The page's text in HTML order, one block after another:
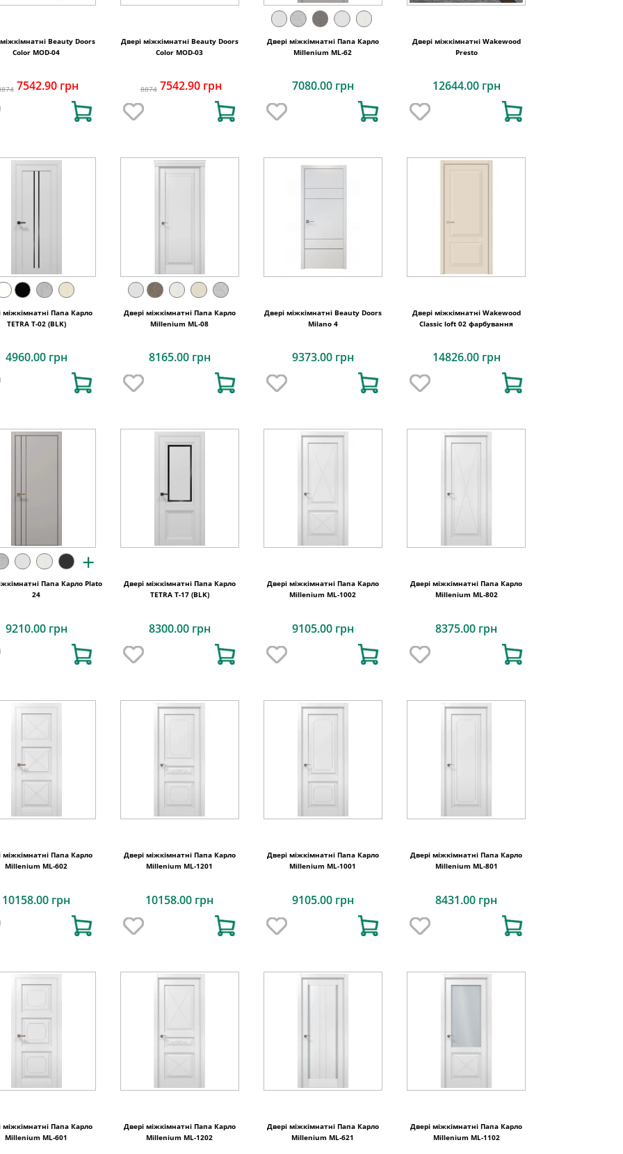
Beauty Doors
Color MOD-04
7542.90 грн
Двері міжкімнатні Beauty Doors
Color MOD-03
8874 7542.90 грн
Двері міжкімнатні Папа Карло
Millenium ML-62
7080.00 грн
Двері міжкімнатні Wakewood
Presto
12644.00 грн
міжкімнатні Папа Карло
TETRA Т-02 (BLK)
4960.00 грн
Двері міжкімнатні Папа Карло
Millenium ML-08
8165.00 грн
Двері міжкімнатні Beauty Doors
Milano 4
9373.00 грн
Двері міжкімнатні Wakewood
Classic loft 02 фарбування
14826.00 грн
+
Папа Карло Plato
24
9210.00 грн
Двері міжкімнатні Папа Карло
TETRA Т-17 (BLK)
8300.00 грн
Двері міжкімнатні Папа Карло
Millenium ML-1002
9105.00 грн
Двері міжкімнатні Папа Карло
Millenium ML-802
8375.00 грн
міжкімнатні Папа Карло
Millenium ML-602
10158.00 грн
Двері міжкімнатні Папа Карло
Millenium ML-1201
10158.00 грн
Двері міжкімнатні Папа Карло
Millenium ML-1001
9105.00 грн
Двері міжкімнатні Папа Карло
Millenium ML-801
8431.00 грн
міжкімнатні Папа Карло
Millenium ML-601
Двері міжкімнатні Папа Карло
Millenium ML-1202
Двері міжкімнатні Папа Карло
Millenium ML-621
Двері міжкімнатні Папа Карло
Millenium ML-1102